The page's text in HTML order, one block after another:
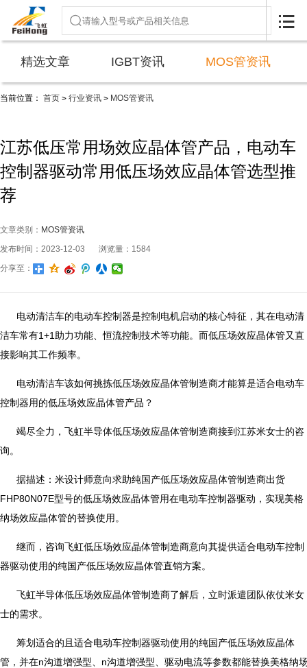

精选文章 IGBT资讯 MOS管资讯
当前位置： 首页 > 行业资讯 > MOS管资讯
江苏低压常用场效应晶体管产品，电动车
控制器驱动常用低压场效应晶体管选型推
荐
文章类别： MOS管资讯
发布时间：2023-12-03
浏览量：1584
分享至：
电动清洁车的电动车控制器是控制电机启动的核心特征，其在电动清
洁车常有1+1助力功能、恒流控制技术等功能。而低压场效应晶体管又直
接影响其工作频率。
电动清洁车该如何挑拣低压场效应晶体管制造商才能算是适合电动车
控制器用的低压场效应晶体管产品？
竭尽全力，飞虹半导体低压场效应晶体管制造商接到江苏米女士的咨
询。
据描述：米设计师意向求助纯国产低压场效应晶体管制造商出货
FHP80N07E型号的低压场效应晶体管用在电动车控制器驱动，实现美格
纳场效应晶体管的替换使用。
继而，咨询飞虹低压场效应晶体管制造商意向其提供适合电动车控制
器驱动使用的纯国产低压场效应晶体管直销方案。
飞虹半导体低压场效应晶体管制造商了解后，立时派遣团队依仗米女
士的需求。
筹划适合的且适合电动车控制器驱动使用的纯国产低压场效应晶体
管，并在n沟道增强型、n沟道增强型、驱动电流等参数都能替换美格纳